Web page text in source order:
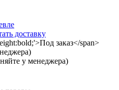
доставку
у менеджера)